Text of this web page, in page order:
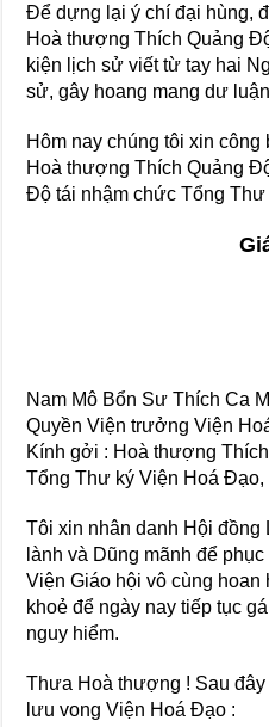
Để dựng lại ý chí đại hùng,
Hoà thượng Thích Quảng
kiện lịch sử viết từ tay hai
sử, gây hoang mang dư
Hôm nay chúng tôi xin
Hoà thượng Thích Quảng
Độ tái nhậm chức Tổng
Nam Mô Bổn Sư Thích Ca
Quyền Viện trưởng Viện
Kính gởi : Hoà thượng
Tổng Thư ký Viện Hoá
Tôi xin nhân danh Hội
lành và Dũng mãnh để
Viện Giáo hội vô cùng
khoẻ để ngày nay tiếp tục
nguy hiểm.
Thưa Hoà thượng ! Sau
lưu vong Viện Hoá Đạo :